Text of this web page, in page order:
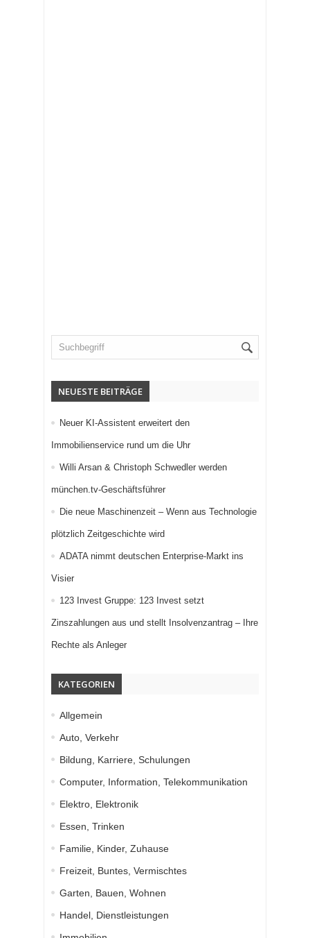
NEUESTE BEITRÄGE
Neuer KI-Assistent erweitert den
Immobilienservice rund um die Uhr
Willi Arsan & Christoph Schwedler werden
münchen.tv-Geschäftsführer
Die neue Maschinenzeit – Wenn aus Technologie
plötzlich Zeitgeschichte wird
ADATA nimmt deutschen Enterprise-Markt ins
Visier
123 Invest Gruppe: 123 Invest setzt
Zinszahlungen aus und stellt Insolvenzantrag – Ihre
Rechte als Anleger
KATEGORIEN
Allgemein
Auto, Verkehr
Bildung, Karriere, Schulungen
Computer, Information, Telekommunikation
Elektro, Elektronik
Essen, Trinken
Familie, Kinder, Zuhause
Freizeit, Buntes, Vermischtes
Garten, Bauen, Wohnen
Handel, Dienstleistungen